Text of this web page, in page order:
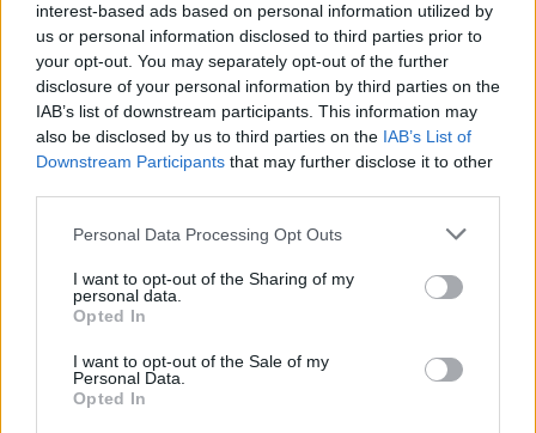
interest-based ads based on personal information utilized by
us or personal information disclosed to third parties prior to
your opt-out. You may separately opt-out of the further
disclosure of your personal information by third parties on the
IAB’s list of downstream participants. This information may
also be disclosed by us to third parties on the IAB’s List of
Downstream Participants that may further disclose it to other
Please note that this website/app uses one or more Google
not limited to your visit or usage behaviour. You may click to
grant or deny consent to Google and its third-party tags to
use your data for below specified purposes in below Google
consent section.
Personal Data Processing Opt Outs
I want to opt-out of the Sharing of my
personal data.
Opted In
I want to opt-out of the Sale of my
Personal Data.
Opted In
Rihanna elárulja: ez a rúzs illik
hozzád a horoszkópod alapján